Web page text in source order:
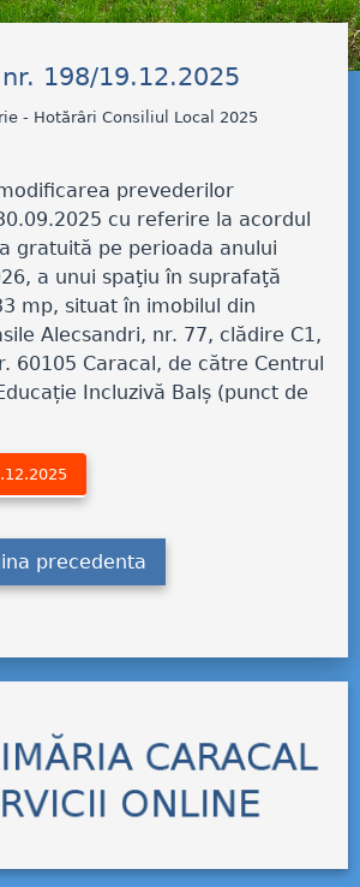
nr. 198/19.12.2025
- Hotărâri Consiliul Local 2025
prevederilor
cu referire la acordul
gratuită pe perioada anului
a unui spaţiu în suprafaţă
mp, situat în imobilul din
Alecsandri, nr. 77, clădire C1,
60105 Caracal, de către Centrul
Incluzivă Balș (punct de
precedenta